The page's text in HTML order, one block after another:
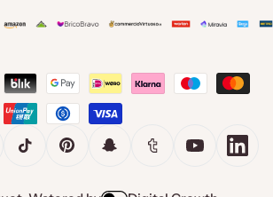
TikTokPinterestSnapchatTumblrYouTube